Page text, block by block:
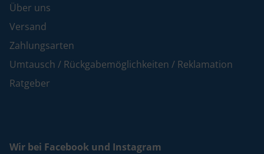
Über uns
Versand
Zahlungsarten
Umtausch / Rückgabemöglichkeiten / Reklamation
Ratgeber
Wir bei Facebook und Instagram